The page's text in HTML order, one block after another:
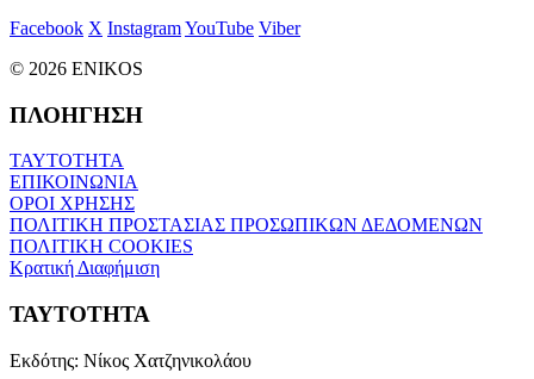
Facebook X InstagramYouTube Viber
© 2026 ENIKOS
ΠΛΟΗΓΗΣΗ
ΤΑΥΤΟΤΗΤΑ
ΕΠΙΚΟΙΝΩΝΙΑ
ΟΡΟΙ ΧΡΗΣΗΣ
ΠΟΛΙΤΙΚΗ ΠΡΟΣΤΑΣΙΑΣ ΠΡΟΣΩΠΙΚΩΝ ΔΕΔΟΜΕΝΩΝ
ΠΟΛΙΤΙΚΗ COOKIES
Κρατική Διαφήμιση
ΤΑΥΤΟΤΗΤΑ
Εκδότης: Νίκος Χατζηνικολάου